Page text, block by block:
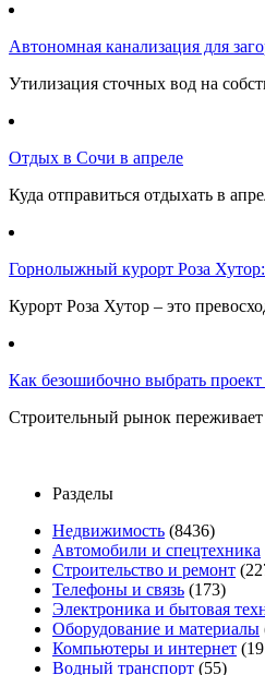
Автономная канализация для
Утилизация сточных вод на
Отдых в Сочи в апреле
Куда отправиться отдыхать в
Горнолыжный курорт Роза Хутор:
Курорт Роза Хутор – это
Как безошибочно выбрать
Строительный рынок
Разделы
Недвижимость (8436)
Автомобили и спецтехника
Строительство и ремонт
Телефоны и связь (173)
Электроника и бытовая
Оборудование и материалы
Компьютеры и интернет
Водный транспорт (55)